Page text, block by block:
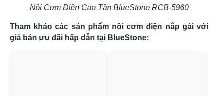
Nồi Cơm Điện Cao Tần BlueStone RCB-5960
Tham khảo các sản phẩm nồi cơm điện nắp gài với
giá bán ưu đãi hấp dẫn tại BlueStone: